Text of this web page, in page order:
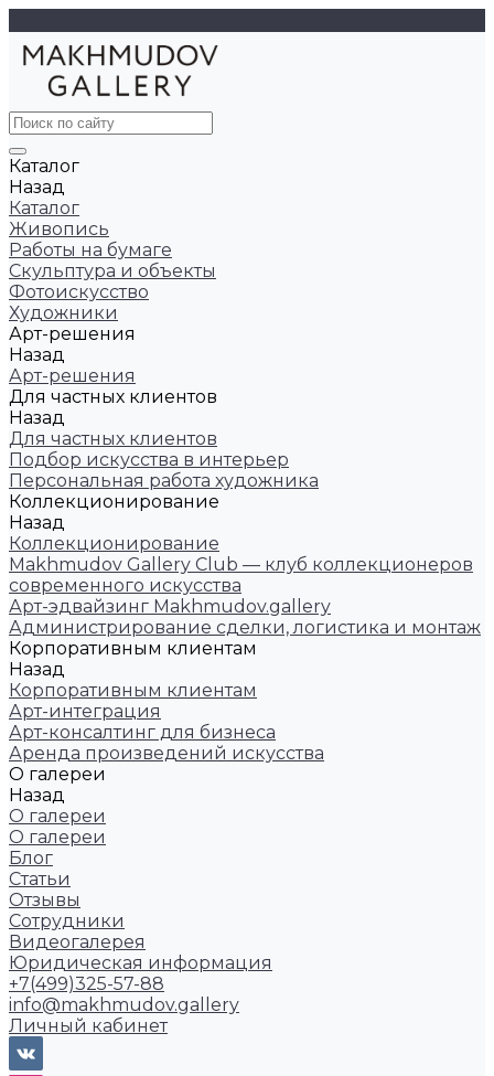
Каталог
Назад
Каталог
Живопись
Работы на бумаге
Скульптура и объекты
Фотоискусство
Художники
Арт-решения
Назад
Арт-решения
Для частных клиентов
Назад
Для частных клиентов
Подбор искусства в интерьер
Персональная работа художника
Коллекционирование
Назад
Коллекционирование
Makhmudov Gallery Club — клуб коллекционеров
современного искусства
Арт-эдвайзинг Makhmudov.gallery
Администрирование сделки, логистика и монтаж
Корпоративным клиентам
Назад
Корпоративным клиентам
Арт-интеграция
Арт-консалтинг для бизнеса
Аренда произведений искусства
О галереи
Назад
О галереи
О галереи
Блог
Статьи
Отзывы
Сотрудники
Видеогалерея
Юридическая информация
+7(499)325-57-88
info@makhmudov.gallery
Личный кабинет